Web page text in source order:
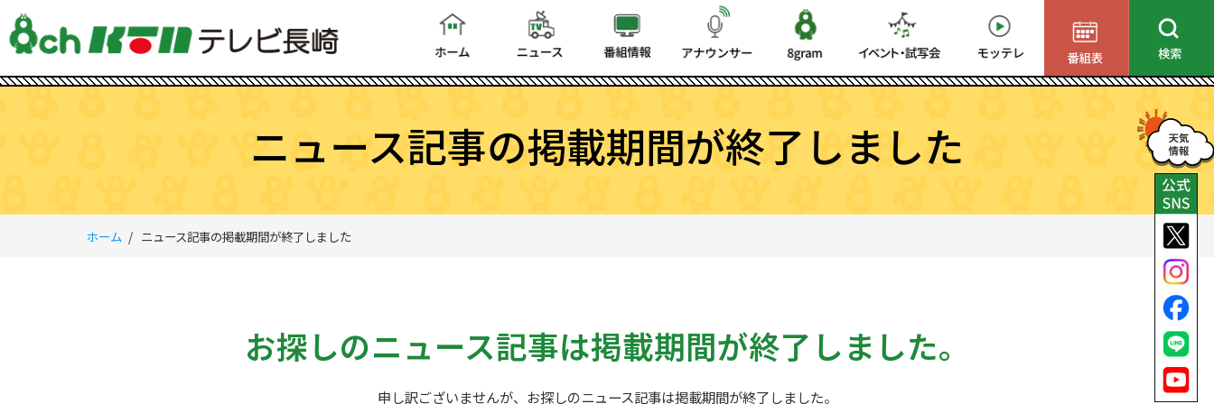
ニュース記事の掲載期間が終了しました
ホーム ニュース記事の掲載期間が終了しました
お探しのニュース記事は掲載期間が終了しました。
申し訳ございませんが、お探しのニュース記事は掲載期間が終了しました。